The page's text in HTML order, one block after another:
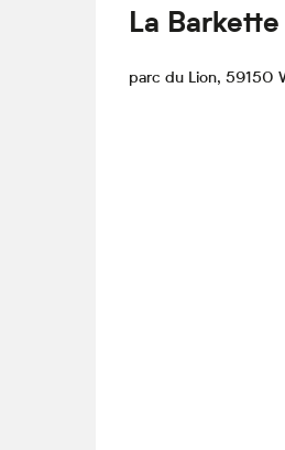
La Barkette
parc du Lion, 59150